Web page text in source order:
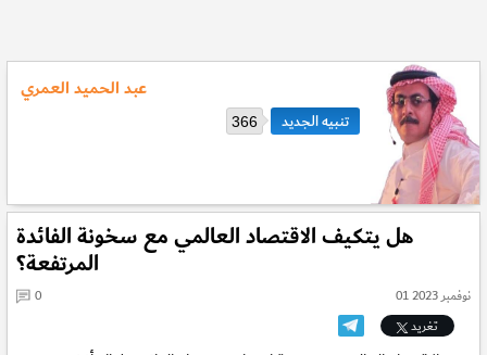
عبد الحميد العمري
366
هل يتكيف الاقتصاد العالمي مع سخونة الفائدة
المرتفعة؟
01 نوفمبر 2023
0
تغريد